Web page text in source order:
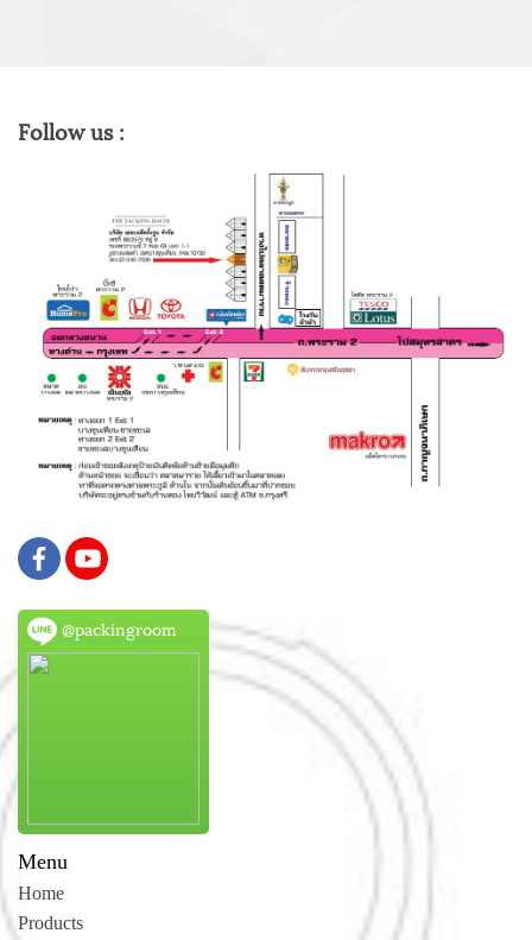
Follow us :
@packingroom
Menu
Home
Products